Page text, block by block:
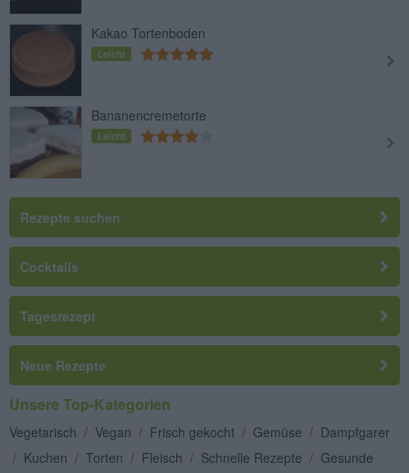
Kakao Tortenboden
Leicht
Bananencremetorte
Leicht
Rezepte suchen
Cocktails
Tagesrezept
Neue Rezepte
Unsere Top-Kategorien
Vegetarisch / Vegan / Frisch gekocht / Gemüse / Dampfgarer
/ Kuchen / Torten / Fleisch / Schnelle Rezepte / Gesunde